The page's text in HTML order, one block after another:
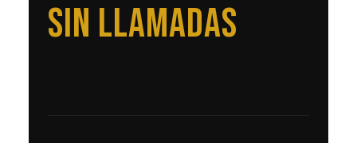
EN AUTOMÁTICO